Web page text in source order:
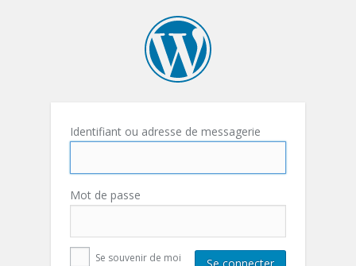
Identifiant ou adresse de messagerie
Mot de passe
Se souvenir de moi